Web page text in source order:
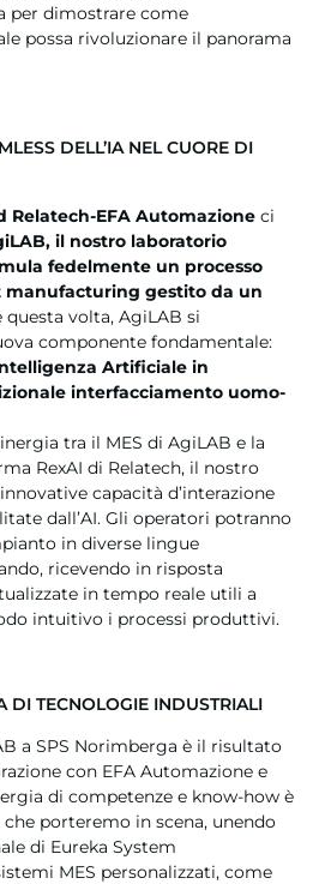
per dimostrare come
possa rivoluzionare il panorama
DELL’IA NEL CUORE DI
Relatech-EFA Automazione ci
il nostro laboratorio
fedelmente un processo
gestito da un
questa volta, AgiLAB si
componente fondamentale:
Artificiale in
interfacciamento uomo-
tra il MES di AgiLAB e la
RexAI di Relatech, il nostro
capacità d’interazione
dall’AI. Gli operatori potranno
in diverse lingue
ricevendo in risposta
in tempo reale utili a
intuitivo i processi produttivi.
DI TECNOLOGIE INDUSTRIALI
a SPS Norimberga è il risultato
con EFA Automazione e
di competenze e know-how è
porteremo in scena, unendo
di Eureka System
MES personalizzati, come